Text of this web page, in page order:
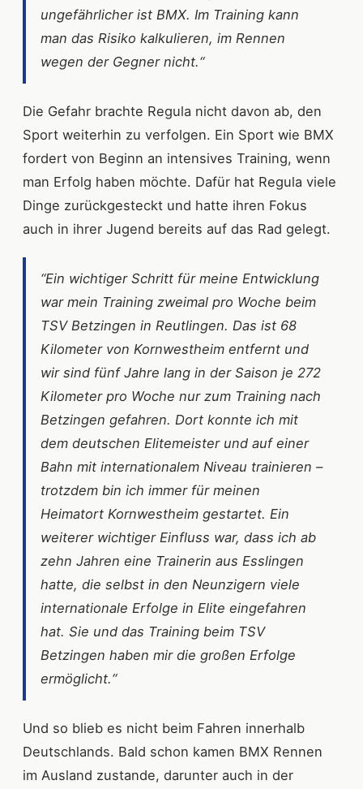
ungefährlicher ist BMX. Im Training kann
man das Risiko kalkulieren, im Rennen
wegen der Gegner nicht.“
Die Gefahr brachte Regula nicht davon ab, den
Sport weiterhin zu verfolgen. Ein Sport wie BMX
fordert von Beginn an intensives Training, wenn
man Erfolg haben möchte. Dafür hat Regula viele
Dinge zurückgesteckt und hatte ihren Fokus
auch in ihrer Jugend bereits auf das Rad gelegt.
“Ein wichtiger Schritt für meine Entwicklung
war mein Training zweimal pro Woche beim
TSV Betzingen in Reutlingen. Das ist 68
Kilometer von Kornwestheim entfernt und
wir sind fünf Jahre lang in der Saison je 272
Kilometer pro Woche nur zum Training nach
Betzingen gefahren. Dort konnte ich mit
dem deutschen Elitemeister und auf einer
Bahn mit internationalem Niveau trainieren –
trotzdem bin ich immer für meinen
Heimatort Kornwestheim gestartet. Ein
weiterer wichtiger Einfluss war, dass ich ab
zehn Jahren eine Trainerin aus Esslingen
hatte, die selbst in den Neunzigern viele
internationale Erfolge in Elite eingefahren
hat. Sie und das Training beim TSV
Betzingen haben mir die großen Erfolge
ermöglicht.“
Und so blieb es nicht beim Fahren innerhalb
Deutschlands. Bald schon kamen BMX Rennen
im Ausland zustande, darunter auch in der